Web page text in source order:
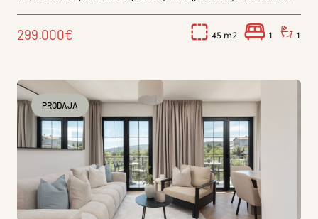
299.000€ 45 1 1
PRODAJA